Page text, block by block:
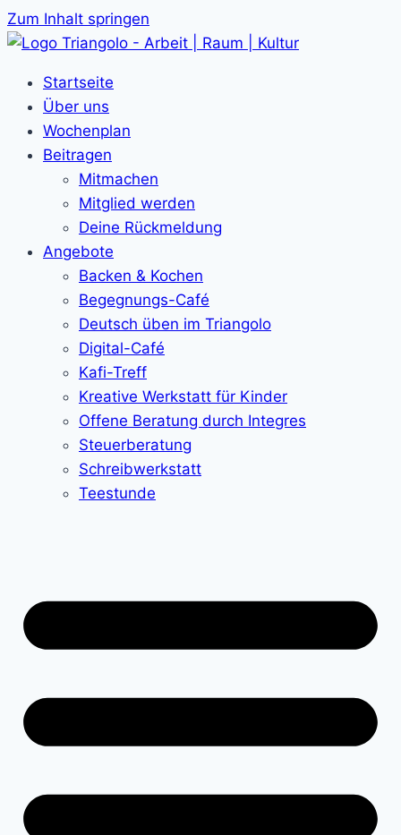
Zum Inhalt springen
Startseite
Über uns
Wochenplan
Beitragen
Mitmachen
Mitglied werden
Deine Rückmeldung
Angebote
Backen & Kochen
Begegnungs-Café
Deutsch üben im Triangolo
Digital-Café
Kafi-Treff
Kreative Werkstatt für Kinder
Offene Beratung durch Integres
Steuerberatung
Schreibwerkstatt
Teestunde